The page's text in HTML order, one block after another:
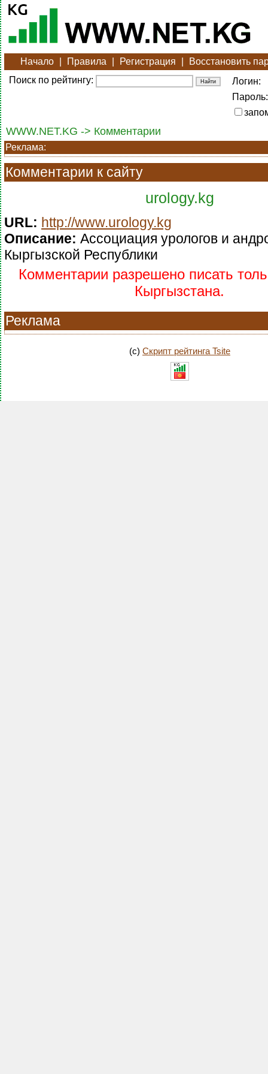
Начало Правила Регистрация
Восстановить
Поиск по рейтингу:
Логин:
Пароль:
WWW.NET.KG -> Комментарии
Реклама:
Комментарии к сайту
urology.kg
URL: http://www.urology.kg
Описание: Ассоциация урологов и
Кыргызской Республики
Комментарии разрешено писать
Кыргызстана.
Реклама
(c) Скрипт рейтинга Tsite